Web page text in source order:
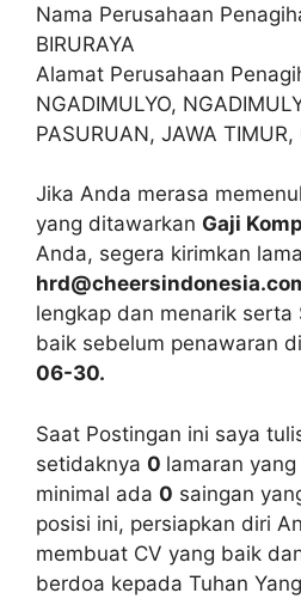
Nama Perusahaan
BIRURAYA
Alamat Perusahaan
NGADIMULYO,
PASURUAN, JAWA
Jika Anda merasa
yang ditawarkan Gaji
Anda, segera kirimkan
lengkap dan menarik serta
baik sebelum penawaran
06-30.
Saat Postingan ini saya
setidaknya 0 lamaran
minimal ada 0 saingan
posisi ini, persiapkan diri
membuat CV yang baik
berdoa kepada Tuhan